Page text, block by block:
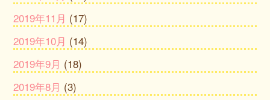
2019年11月 (17)
2019年10月 (14)
2019年9月 (18)
2019年8月 (3)